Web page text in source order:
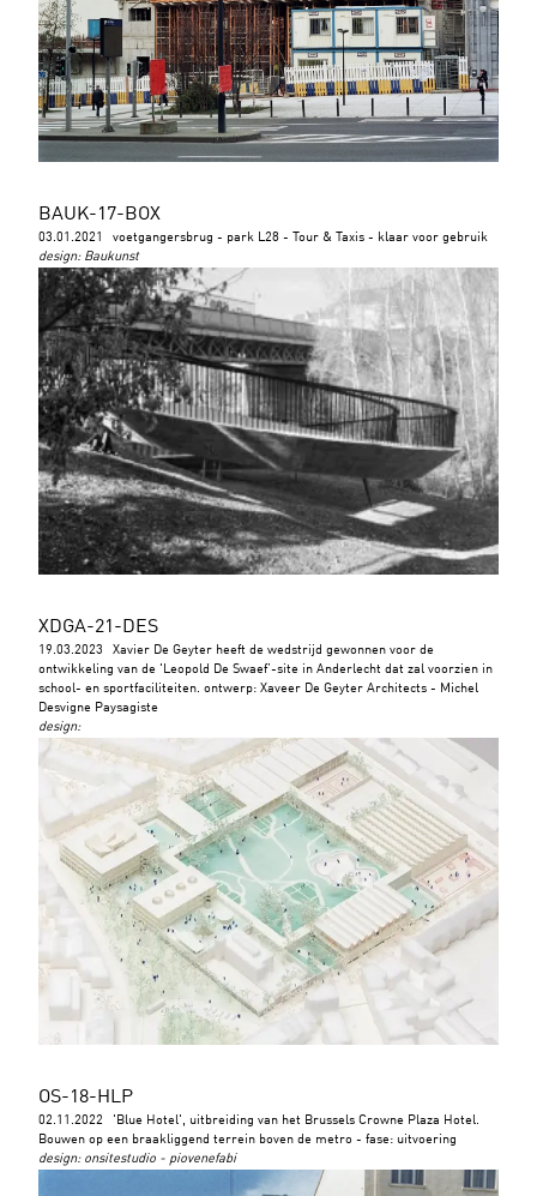
BAUK-17-BOX
03.01.2021
voetgangersbrug - park L28 - Tour & Taxis - klaar voor gebruik
design: Baukunst
XDGA-21-DES
19.03.2023
Xavier De Geyter heeft de wedstrijd gewonnen voor de
ontwikkeling van de 'Leopold De Swaef’-site in Anderlecht dat zal voorzien in
school- en sportfaciliteiten. ontwerp: Xaveer De Geyter Architects - Michel
Desvigne Paysagiste
design:
OS-18-HLP
02.11.2022
'Blue Hotel', uitbreiding van het Brussels Crowne Plaza Hotel.
Bouwen op een braakliggend terrein boven de metro - fase: uitvoering
design: onsitestudio - piovenefabi